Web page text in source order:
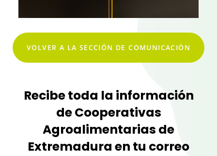
VOLVER A LA SECCIÓN DE COMUNICACIÓN
Recibe toda la información
de Cooperativas
Agroalimentarias de
Extremadura en tu correo